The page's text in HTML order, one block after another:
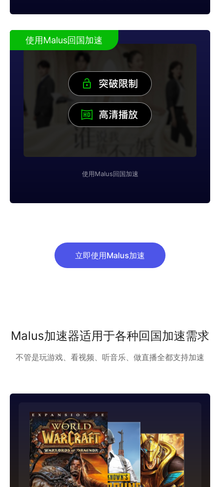
使用Malus回国加速
使用Malus回国加速
立即使用Malus加速
Malus加速器适用于各种回国加速需求
不管是玩游戏、看视频、听音乐、做直播全都支持加速